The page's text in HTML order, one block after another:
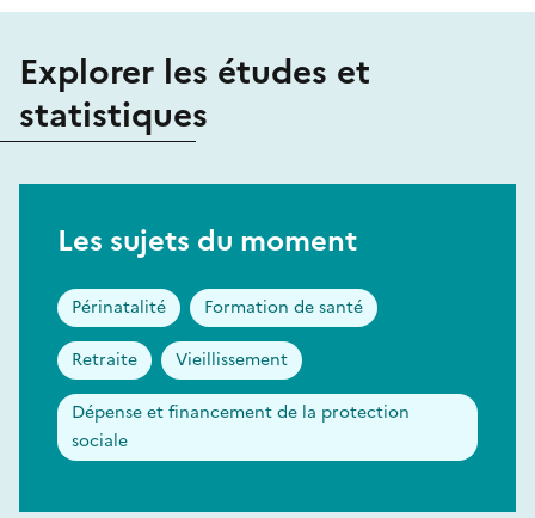
Explorer les études et
statistiques
Les sujets du moment
Périnatalité Formation de santé
Retraite Vieillissement
Dépense et financement de la protection
sociale